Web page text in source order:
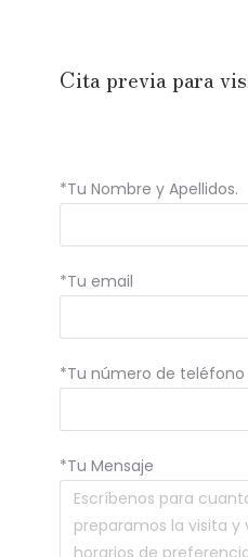
Cita previa para
*Tu Nombre y Apellidos.
*Tu email
*Tu número de teléfono
*Tu Mensaje